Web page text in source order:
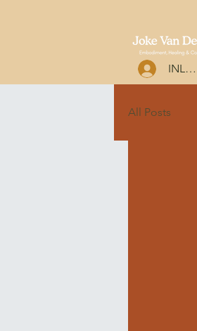
All Posts